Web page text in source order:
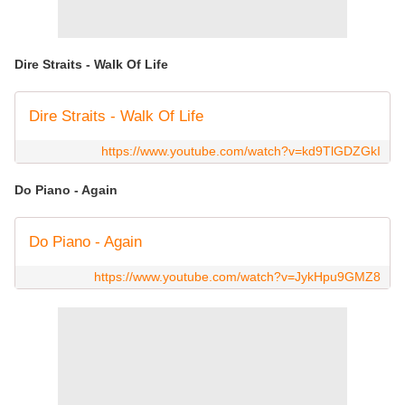
Dire Straits - Walk Of Life
Dire Straits - Walk Of Life
https://www.youtube.com/watch?v=kd9TlGDZGkI
Do Piano - Again
Do Piano - Again
https://www.youtube.com/watch?v=JykHpu9GMZ8